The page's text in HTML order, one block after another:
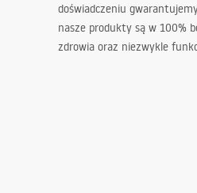
doświadczeniu
nasze produkty są w 100%
zdrowia oraz niezwykle